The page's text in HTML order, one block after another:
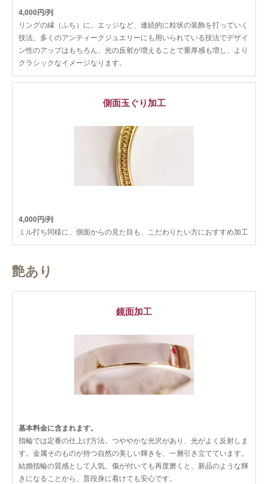
4,000円/列
リングの縁（ふち）に、エッジなど、連続的に粒状の装飾を打っていく
技法。多くのアンティークジュエリーにも用いられている技法でデザイ
ン性のアップはもちろん、光の反射が増えることで重厚感も増し、より
クラシックなイメージなります。
側面玉ぐり加工
4,000円/列
ミル打ち同様に、側面からの見た目も、こだわりたい方におすすめ加工
艶あり
鏡面加工
基本料金に含まれます。
指輪では定番の仕上げ方法。つややかな光沢があり、光がよく反射しま
す。金属そのものが持つ自然の美しい輝きを、一層引き立てています。
結婚指輪の質感として人気。傷が付いても再度磨くと、新品のような輝
きになることから、普段身に着けても安心です。